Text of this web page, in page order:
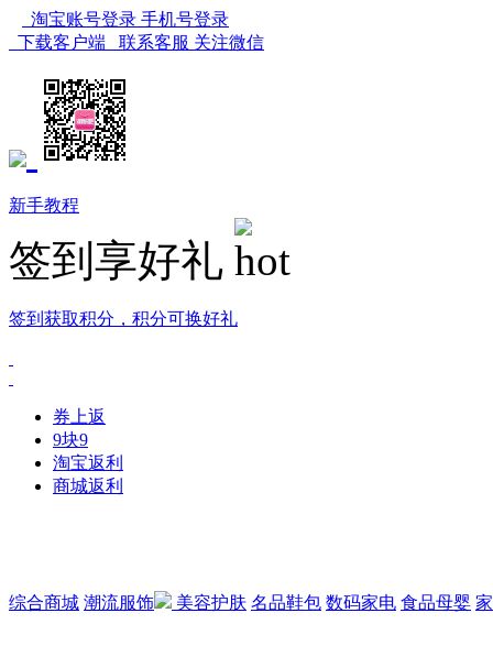
淘宝账号登录 手机号登录
下载客户端
联系客服 关注微信
新手教程
签到享好礼
签到获取积分，积分可换好礼
券上返
9块9
淘宝返利
商城返利
综合商城 潮流服饰 美容护肤 名品鞋包 数码家电 食品母婴